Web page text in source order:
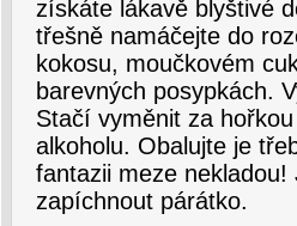
získáte lákavě blyštivé
třešně namáčejte do
kokosu, moučkovém
barevných posypkách.
Stačí vyměnit za
alkoholu. Obalujte je
fantazii meze
zapíchnout párátko.